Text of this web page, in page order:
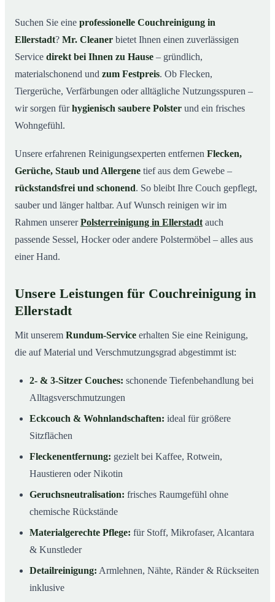
03 Warum Mr. Cleaner in Ellerstadt?
04So läuft Ihre Couchreinigung in Ellerstadt ab
05 Couchreinigung in Ellerstadt & Umgebung
So wird Ihre Couch in Ellerstadt gründlich gereinigt
Suchen Sie eine professionelle Couchreinigung in
Ellerstadt? Mr. Cleaner bietet Ihnen einen zuverlässigen
Service direkt bei Ihnen zu Hause – gründlich,
materialschonend und zum Festpreis. Ob Flecken,
Tiergerüche, Verfärbungen oder alltägliche Nutzungsspuren –
wir sorgen fürhygienisch saubere Polster und ein frisches
Wohngefühl.
Unsere erfahrenen Reinigungsexperten entfernen Flecken,
Gerüche, Staub und Allergene tief aus dem Gewebe –
rückstandsfrei und schonend. So bleibt Ihre Couch gepflegt,
sauber und länger haltbar. Auf Wunsch reinigen wir im
Rahmen unsererPolsterreinigung in Ellerstadt auch
passende Sessel, Hocker oder andere Polstermöbel – alles aus
einer Hand.
Unsere Leistungen für Couchreinigung in
Ellerstadt
Mit unserem Rundum-Service erhalten Sie eine Reinigung,
die auf Material und Verschmutzungsgrad abgestimmt ist:
2- & 3-Sitzer Couches: schonende Tiefenbehandlung bei
Alltagsverschmutzungen
Eckcouch & Wohnlandschaften: ideal für größere
Sitzflächen
Fleckenentfernung: gezielt bei Kaffee, Rotwein,
Haustieren oder Nikotin
Geruchsneutralisation: frisches Raumgefühl ohne
chemische Rückstände
Materialgerechte Pflege: für Stoff, Mikrofaser, Alcantara
& Kunstleder
Detailreinigung: Armlehnen, Nähte, Ränder & Rückseiten
inklusive